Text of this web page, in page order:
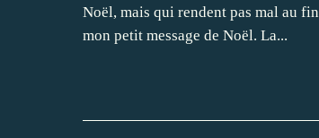
Noël, mais qui rendent pas mal au
mon petit message de Noël. La...